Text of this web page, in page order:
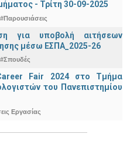
- Τρίτη 30-09-2025
#Παρουσιάσεις
για υποβολή αιτήσεων
μέσω ΕΣΠΑ_2025-26
#Σπουδές
Fair 2024 στο Τμήμα
του Πανεπιστημίου
Εργασίας